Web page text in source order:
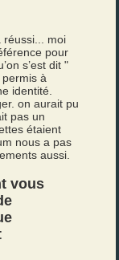
réussi... moi
pour
s’est dit "
à
identité.
on aurait pu
pas un
étaient
nous a pas
aussi.
vous